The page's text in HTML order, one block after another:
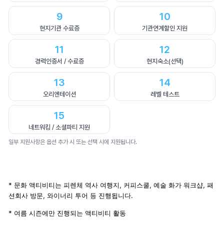
9
현지기관 수료증
10
기관연계할인 지원
11
경력인증서 / 수료증
12
현지숙소(선택)
13
오리엔테이션
14
레벨 테스트
15
네트워킹 / 소셜파티 지원
일부 지원사항은 옵션 추가 시 또는 선택 시에 지원됩니다.
* 문화 액티비티는 피렌체 역사 여행지, 커피스쿨, 예술 화가 워크샵, 패
션회사 방문, 와이너리 투어 등 진행됩니다.
* 여름 시즌에만 진행되는 액티비티 활동